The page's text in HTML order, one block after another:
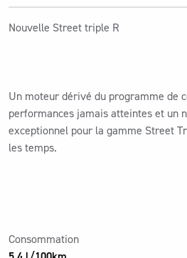
Nouvelle Street triple R
Un moteur dérivé du programme de
performances jamais atteintes et un
exceptionnel pour la gamme Street
les temps.
Consommation